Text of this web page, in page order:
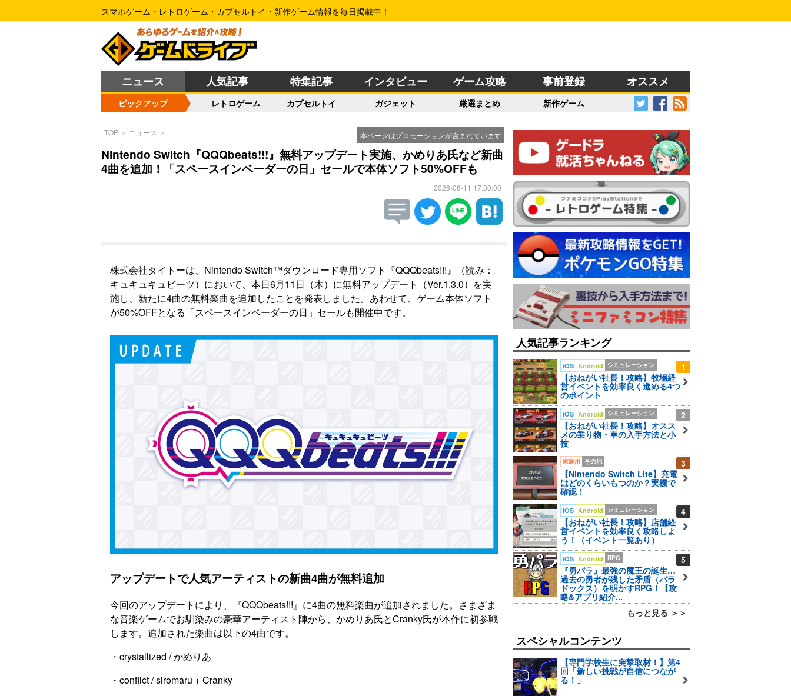
スマホゲーム・レトロゲーム・カプセルトイ・新作ゲーム情報を毎日掲載中！
ニュース 人気記事 特集記事 インタビュー ゲーム攻略 事前登録 オススメ
ピックアップ レトロゲーム カプセルトイ ガジェット 厳選まとめ 新作ゲーム
本ページはプロモーションが含まれています
TOP ＞ ニュース ＞
Nintendo Switch『QQQbeats!!!』無料アップデート実施、かめりあ氏など新曲
4曲を追加！「スペースインベーダーの日」セールで本体ソフト50%OFFも
2026-06-11 17:30:00
株式会社タイトーは、Nintendo Switch™ダウンロード専用ソフト『QQQbeats!!!』（読み：
キュキュキュビーツ）において、本日6月11日（木）に無料アップデート（Ver.1.3.0）を実
施し、新たに4曲の無料楽曲を追加したことを発表しました。あわせて、ゲーム本体ソフト
が50%OFFとなる「スペースインベーダーの日」セールも開催中です。
アップデートで人気アーティストの新曲4曲が無料追加
今回のアップデートにより、『QQQbeats!!!』に4曲の無料楽曲が追加されました。さまざま
な音楽ゲームでお馴染みの豪華アーティスト陣から、かめりあ氏とCranky氏が本作に初参戦
します。追加された楽曲は以下の4曲です。
・crystallized / かめりあ
・conflict / siromaru + Cranky
人気記事ランキング
1
iOS Android シミュレーション
【おねがい社長！攻略】牧場経
営イベントを効率良く進める4つ
のポイント
2
iOS Android シミュレーション
【おねがい社長！攻略】オスス
メの乗り物・車の入手方法と小
技
3
家庭用 その他
【Nintendo Switch Lite】充電
はどのくらいもつのか？実機で
確認！
4
iOS Android シミュレーション
【おねがい社長！攻略】店舗経
営イベントを効率良く攻略しよ
う！（イベント一覧あり）
5
iOS Android RPG
『勇パラ』最強の魔王の誕生…
過去の勇者が残した矛盾（パラ
ドックス）を明かすRPG！【攻
略&アプリ紹介...
もっと見る ＞＞
スペシャルコンテンツ
【専門学校生に突撃取材！】第4
回「新しい挑戦が自信につなが
る！」